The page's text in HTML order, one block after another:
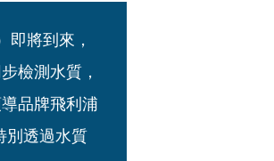
將到來，
檢測水質，
品牌飛利浦
別透過水質